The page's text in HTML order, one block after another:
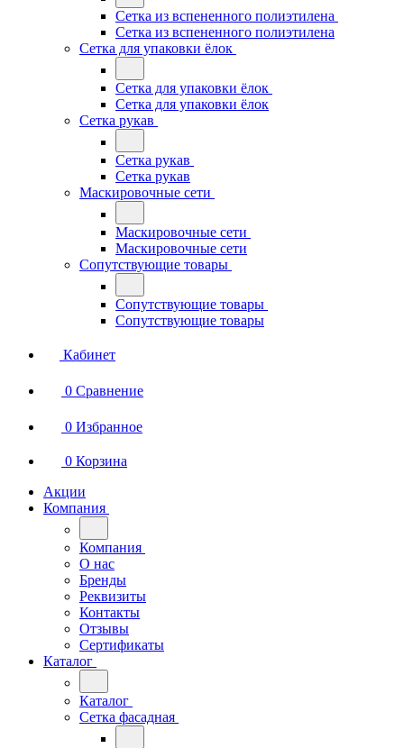
Сетка из вспененного полиэтилена
Сетка из вспененного полиэтилена
Сетка для упаковки ёлок
Сетка для упаковки ёлок
Сетка для упаковки ёлок
Сетка рукав
Сетка рукав
Сетка рукав
Маскировочные сети
Маскировочные сети
Маскировочные сети
Сопутствующие товары
Сопутствующие товары
Сопутствующие товары
Кабинет
0 Сравнение
0 Избранное
0 Корзина
Акции
Компания
Компания
О нас
Бренды
Реквизиты
Контакты
Отзывы
Сертификаты
Каталог
Каталог
Сетка фасадная